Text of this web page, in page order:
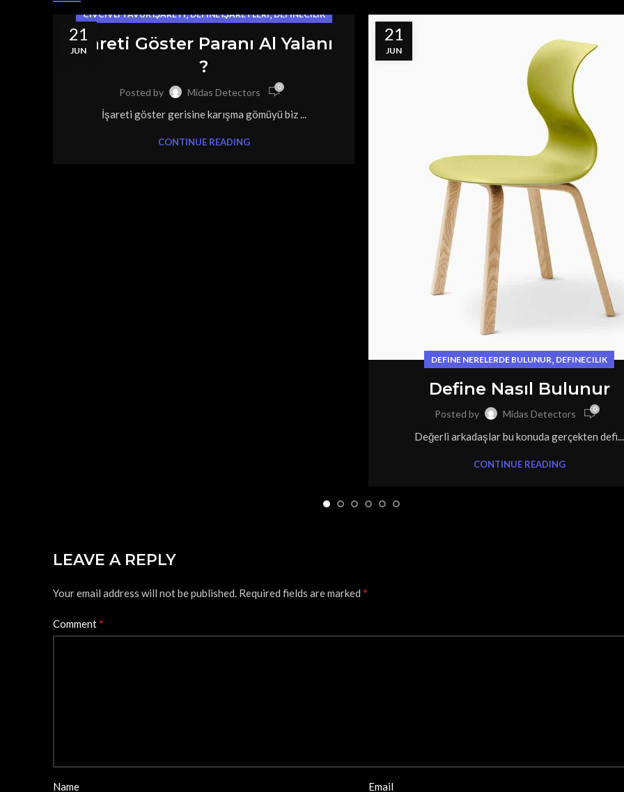
21
JUN
CIVCIVLI TAVUK İŞARETI,DEFINE İŞARETLERI,DEFINECILIK
İşareti Göster Paranı Al Yalanı
?
Posted by Midas Detectors 0
İşareti göster gerisine karışma gömüyü biz ...
CONTINUE READING
21
JUN
DEFINE NERELERDE BULUNUR, DEFINECILIK
Define Nasıl Bulunur
Posted by Midas Detectors 0
Değerli arkadaşlar bu konuda gerçekten defi...
CONTINUE READING
LEAVE A REPLY
Your email address will not be published. Required fields are marked *
Comment*
Name Email